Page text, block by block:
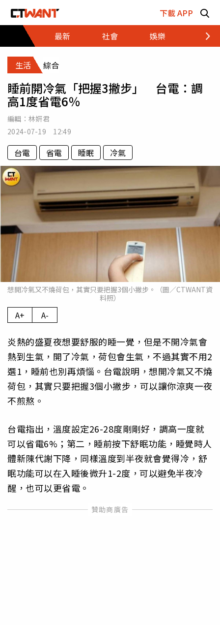
下載 APP
最新
社會 娛樂 財經
生活 綜合
睡前開冷氣「把握3撇步」 台電：調
高1度省電6％
編輯： 林姸君
2024-07-19 12:49
台電 省電 睡眠 冷氣
想開冷氣又不燒荷包，其實只要把握3個小撇步。（圖／CTWANT資
料照）
A+ A-
炎熱的盛夏夜想要舒服的睡一覺，但是不開冷氣會
熱到生氣，開了冷氣，荷包會生氣，不過其實不用2
選1，睡前也別再煩惱。台電說明，想開冷氣又不燒
荷包，其實只要把握3個小撇步，可以讓你涼爽一夜
不煎熬。
台電指出，溫度設定26-28度剛剛好，調高一度就
可以省電6%；第二，睡前按下舒眠功能，睡覺時人
體新陳代謝下降，同樣溫度到半夜就會覺得冷，舒
眠功能可以在入睡後微升1-2度，可以避免半夜冷
醒，也可以更省電。